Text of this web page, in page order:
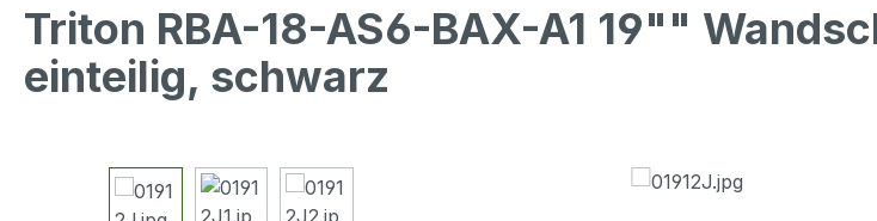
Triton RBA-18-AS6-BAX-A1 19""
einteilig, schwarz
Bildergalerie überspringen